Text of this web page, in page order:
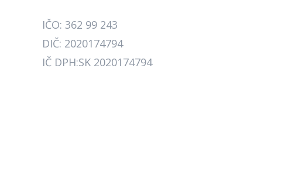
IČO: 362 99 243
DIČ: 2020174794
IČ DPH:SK 2020174794